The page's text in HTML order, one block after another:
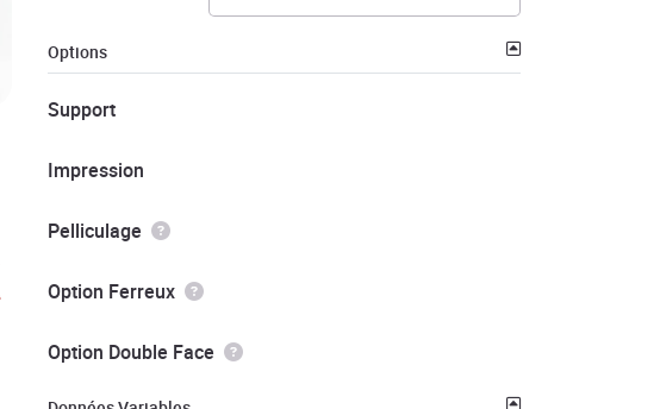
Options
Support
Impression
Pelliculage
Option Ferreux
Option Double Face